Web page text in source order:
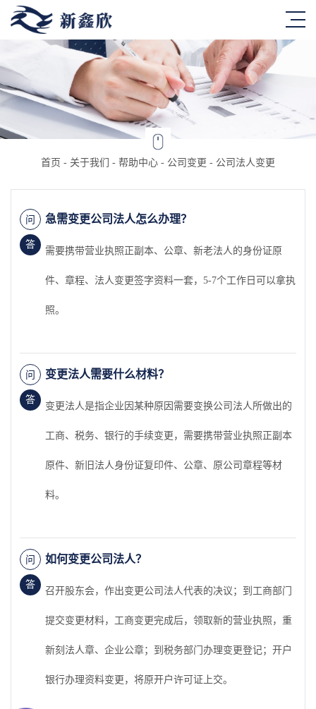
首页 - 关于我们 - 帮助中心 - 公司变更 - 公司法人变更
问 急需变更公司法人怎么办理？
答
需要携带营业执照正副本、公章、新老法人的身份证原
件、章程、法人变更签字资料一套，5-7个工作日可以拿执
照。
问 变更法人需要什么材料？
答
变更法人是指企业因某种原因需要变换公司法人所做出的
工商、税务、银行的手续变更，需要携带营业执照正副本
原件、新旧法人身份证复印件、公章、原公司章程等材
料。
问 如何变更公司法人？
答
召开股东会，作出变更公司法人代表的决议；到工商部门
提交变更材料，工商变更完成后，领取新的营业执照，重
新刻法人章、企业公章；到税务部门办理变更登记；开户
银行办理资料变更，将原开户许可证上交。